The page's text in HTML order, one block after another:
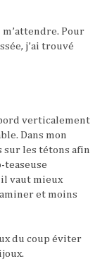
Pour
j’ai trouvé
verticalement
Dans mon
sur les tétons afin
teaseuse
il vaut mieux
et moins
du coup éviter